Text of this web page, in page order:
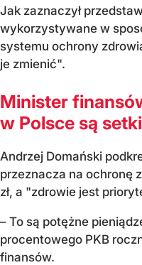
Jak zaznaczył
wykorzystywane w
systemu ochrony
je zmienić".
Minister
w Polsce są setki
Andrzej Domański
przeznacza na ochronę
zł, a "zdrowie jest
– To są potężne
procentowego PKB
finansów.